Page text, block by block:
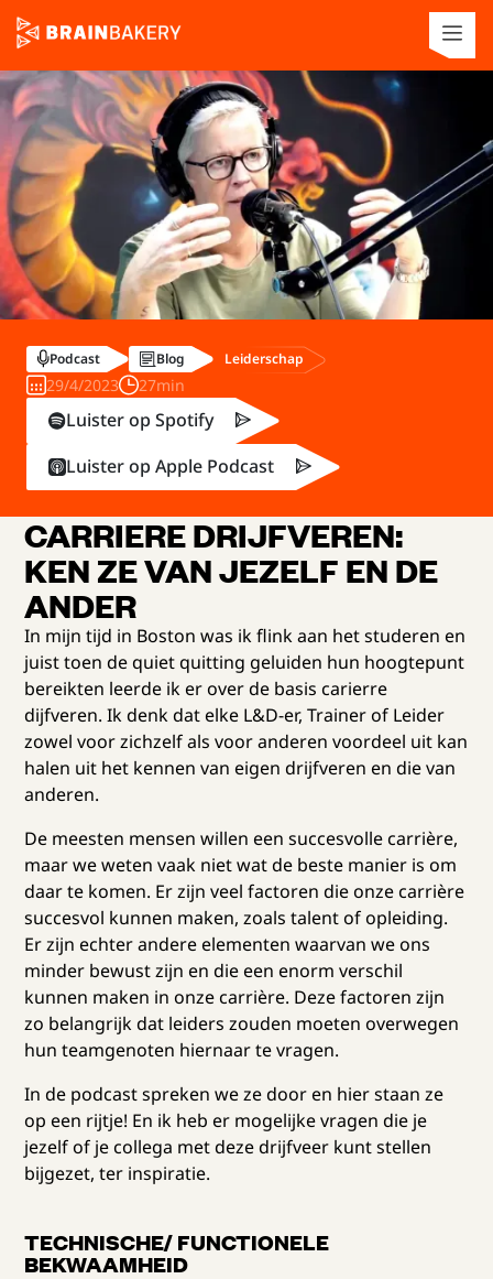
CARRIERE DRIJFVEREN:
KEN ZE VAN JEZELF EN DE
ANDER
In mijn tijd in Boston was ik flink aan het studeren en
juist toen de quiet quitting geluiden hun hoogtepunt
bereikten leerde ik er over de basis carierre
dijfveren. Ik denk dat elke L&D-er, Trainer of Leider
zowel voor zichzelf als voor anderen voordeel uit kan
halen uit het kennen van eigen drijfveren en die van
anderen.
De meesten mensen willen een succesvolle carrière,
maar we weten vaak niet wat de beste manier is om
daar te komen. Er zijn veel factoren die onze carrière
succesvol kunnen maken, zoals talent of opleiding.
Er zijn echter andere elementen waarvan we ons
minder bewust zijn en die een enorm verschil
kunnen maken in onze carrière. Deze factoren zijn
zo belangrijk dat leiders zouden moeten overwegen
hun teamgenoten hiernaar te vragen.
In de podcast spreken we ze door en hier staan ze
op een rijtje! En ik heb er mogelijke vragen die je
jezelf of je collega met deze drijfveer kunt stellen
bijgezet, ter inspiratie.
TECHNISCHE/ FUNCTIONELE
BEKWAAMHEID
Podcast Blog Leiderschap
29/4/2023 27min
Luister op Spotify
Luister op Apple Podcast